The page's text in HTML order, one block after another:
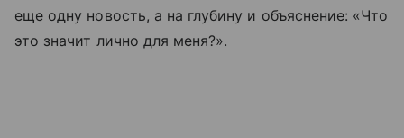
еще одну новость, а на глубину и объяснение: «Что
это значит лично для меня?».